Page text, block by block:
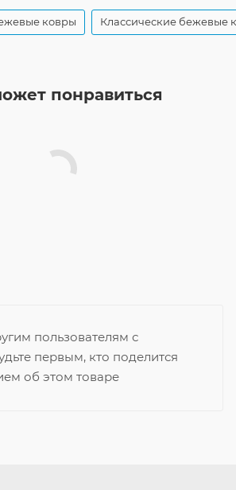
ковры Классические бежевые
понравиться
пользователям с
первым, кто поделится
об этом товаре